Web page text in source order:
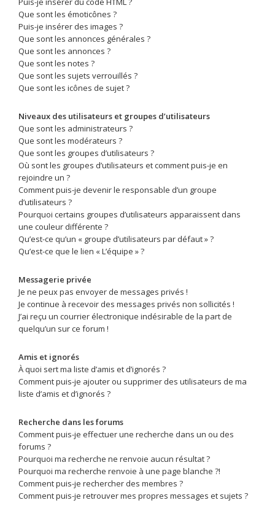
Que sont les émoticônes ?
Puis-je insérer des images ?
Que sont les annonces générales ?
Que sont les annonces ?
Que sont les notes ?
Que sont les sujets verrouillés ?
Que sont les icônes de sujet ?
Niveaux des utilisateurs et groupes d’utilisateurs
Que sont les administrateurs ?
Que sont les modérateurs ?
Que sont les groupes d’utilisateurs ?
Où sont les groupes d’utilisateurs et comment puis-je en
rejoindre un ?
Comment puis-je devenir le responsable d’un groupe
d’utilisateurs ?
Pourquoi certains groupes d’utilisateurs apparaissent dans
une couleur différente ?
Qu’est-ce qu’un « groupe d’utilisateurs par défaut » ?
Qu’est-ce que le lien « L’équipe » ?
Messagerie privée
Je ne peux pas envoyer de messages privés !
Je continue à recevoir des messages privés non sollicités !
J’ai reçu un courrier électronique indésirable de la part de
quelqu’un sur ce forum !
Amis et ignorés
À quoi sert ma liste d’amis et d’ignorés ?
Comment puis-je ajouter ou supprimer des utilisateurs de ma
liste d’amis et d’ignorés ?
Recherche dans les forums
Comment puis-je effectuer une recherche dans un ou des
forums ?
Pourquoi ma recherche ne renvoie aucun résultat ?
Pourquoi ma recherche renvoie à une page blanche ?!
Comment puis-je rechercher des membres ?
Comment puis-je retrouver mes propres messages et sujets ?